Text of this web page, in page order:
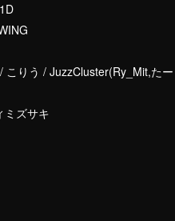
こりう / JuzzCluster(Ry_Mit,た
ミズサキ